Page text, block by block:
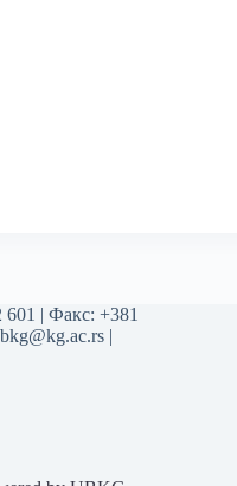
601 | Факс: +381
|